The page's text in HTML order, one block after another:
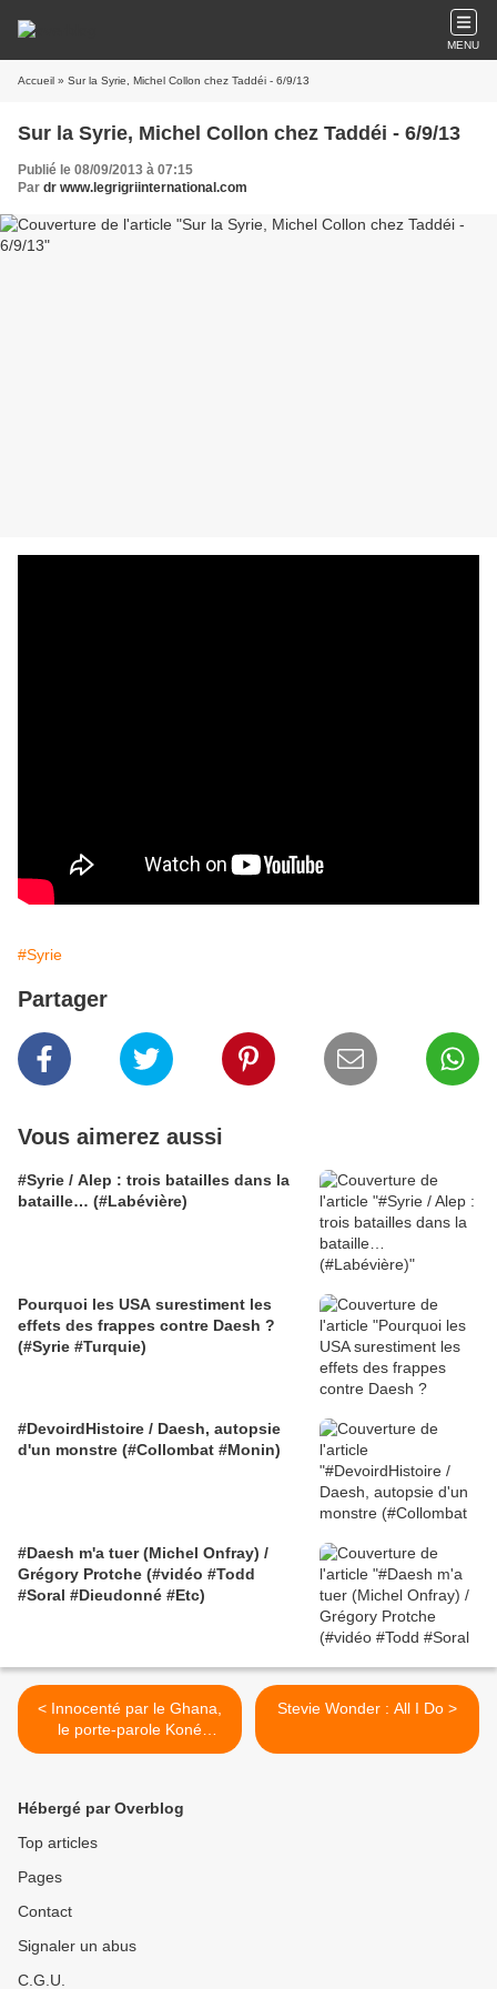
MENU
Accueil » Sur la Syrie, Michel Collon chez Taddéi - 6/9/13
Sur la Syrie, Michel Collon chez Taddéi - 6/9/13
Publié le 08/09/2013 à 07:15
Par dr www.legrigriinternational.com
#Syrie
Partager
Vous aimerez aussi
#Syrie / Alep : trois batailles dans la
bataille… (#Labévière)
Pourquoi les USA surestiment les
effets des frappes contre Daesh ?
(#Syrie #Turquie)
#DevoirdHistoire / Daesh, autopsie
d'un monstre (#Collombat #Monin)
#Daesh m'a tuer (Michel Onfray) /
Grégory Protche (#vidéo #Todd
#Soral #Dieudonné #Etc)
< Innocenté par le Ghana,
le porte-parole Koné
Katinan dédie sa victoire à
Stevie Wonder : All I Do >
Hébergé par Overblog
Top articles
Pages
Contact
Signaler un abus
C.G.U.